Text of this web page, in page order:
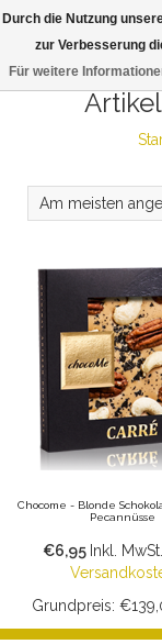
Am meisten
Chocome - Blonde
Pecannüsse
€6,95 Inkl. MwSt.
Grundpreis:
Durch die Nutzung
zur Verbesserung
Für weitere